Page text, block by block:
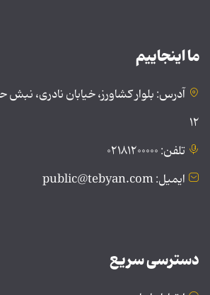
ما اینجاییم
آدرس: بلوار کشاورز، خیابان نادری،
۱۲
تلفن: ۰۲۱۸۱۲۰۰۰۰۰
ایمیل: public@tebyan.com
دسترسی سریع